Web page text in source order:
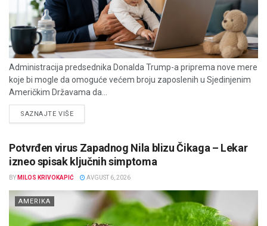
Administracija predsednika Donalda Trump-a priprema nove mere
koje bi mogle da omoguće većem broju zaposlenih u Sjedinjenim
Američkim Državama da...
SAZNAJTE VIŠEDETAILS
Potvrđen virus Zapadnog Nila blizu Čikaga – Lekar
izneo spisak ključnih simptoma
BY MILOS KRIVOKAPIĆ AVGUST 6, 2026
AMERIKA